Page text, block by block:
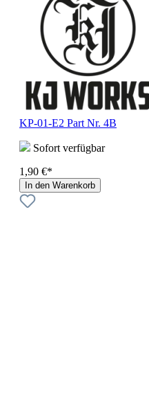
KP-01-E2 Part Nr. 4B
Sofort verfügbar
1,90 €*
In den Warenkorb